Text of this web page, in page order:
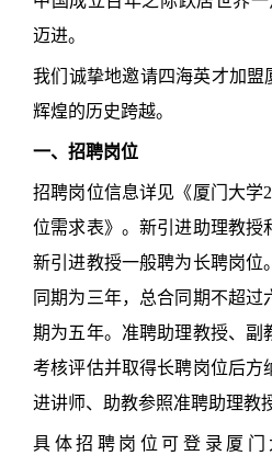
迈进。
我们诚挚地邀请四海英才加盟
辉煌的历史跨越。
一、招聘岗位
招聘岗位信息详见 《厦门大
位需求表》。新引进助理教授
新引进教授一般聘为长聘岗位
同期为三年，总合同期不超过
期为五年。准聘助理教授、副
考核评估并取得长聘岗位后方
进讲师、助教参照准聘助理教
具体招聘岗位可登录厦